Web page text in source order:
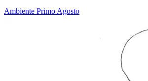
Ambiente Primo Agosto